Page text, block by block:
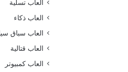
العاب تسلية
العاب ذكاء
العاب سباق
العاب قتالية
العاب كمبيوتر